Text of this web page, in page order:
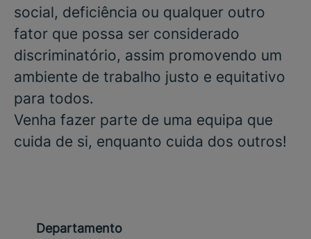
social, deficiência ou qualquer outro
fator que possa ser considerado
discriminatório, assim promovendo um
ambiente de trabalho justo e equitativo
para todos.
Venha fazer parte de uma equipa que
cuida de si, enquanto cuida dos outros!
Departamento